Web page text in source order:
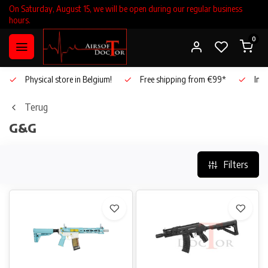
On Saturday, August 15, we will be open during our regular business
hours.
0
Physical store in Belgium! Free shipping from €99*
Terug
G&G
Filters